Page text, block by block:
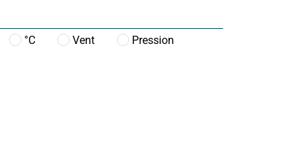
°C Vent Pression